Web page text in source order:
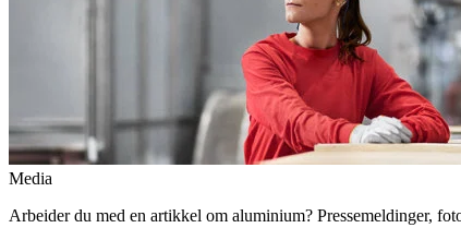
Media
Arbeider du med en artikkel om aluminium? Pressemeldinger,